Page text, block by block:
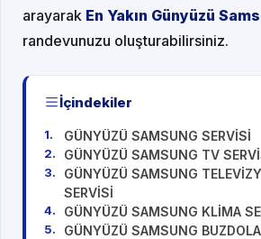
arayarak En Yakın Günyüzü
randevunuzu oluşturabilirsiniz.
İçindekiler
GÜNYÜZÜ SAMSUNG SERVİSİ
GÜNYÜZÜ SAMSUNG TV
GÜNYÜZÜ SAMSUNG
SERVİSİ
GÜNYÜZÜ SAMSUNG KLİMA
GÜNYÜZÜ SAMSUNG